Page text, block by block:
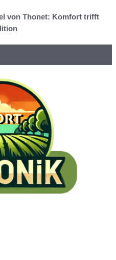
von Thonet: Komfort trifft